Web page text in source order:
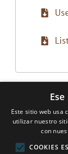
Este sitio web usa
utilizar nuestro
con
COOKIES